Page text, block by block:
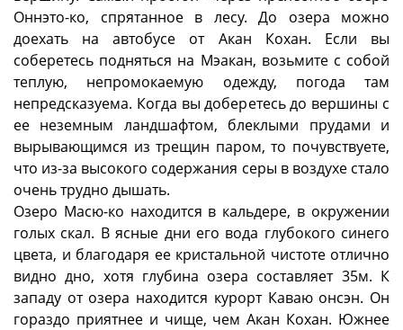
Оннэто-ко, спрятанное в лесу. До озера можно
доехать на автобусе от Акан Кохан. Если вы
соберетесь подняться на Мэакан, возьмите с собой
теплую, непромокаемую одежду, погода там
непредсказуема. Когда вы доберетесь до вершины с
ее неземным ландшафтом, блеклыми прудами и
вырывающимся из трещин паром, то почувствуете,
что из-за высокого содержания серы в воздухе стало
очень трудно дышать.
Озеро Масю-ко находится в кальдере, в окружении
голых скал. В ясные дни его вода глубокого синего
цвета, и благодаря ее кристальной чистоте отлично
видно дно, хотя глубина озера составляет 35м. К
западу от озера находится курорт Каваю онсэн. Он
гораздо приятнее и чище, чем Акан Кохан. Южнее